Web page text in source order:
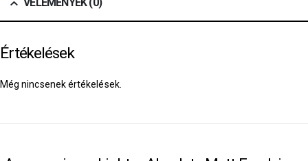
VÉLEMÉNYEK (0)
Értékelések
Még nincsenek értékelések.